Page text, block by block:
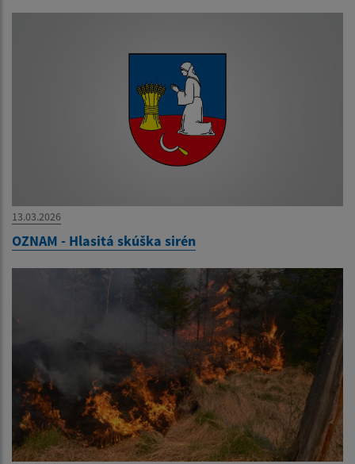
13.03.2026
OZNAM - Hlasitá skúška sirén